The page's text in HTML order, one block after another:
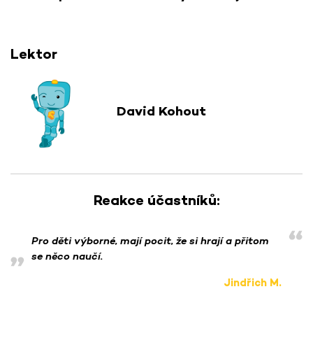
Lektor
David Kohout
Reakce účastníků:
Pro děti výborné, mají pocit, že si hrají a přitom
se něco naučí.
Jindřich M.